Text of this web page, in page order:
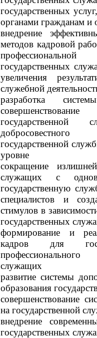
государственных
органами гражданам и
внедрение
методов кадровой
профессиональной
государственных
увеличения
служебной
разработка
добросовестного
государственной
уровне
сокращение
служащих с
государственную
специалистов и
стимулов в
государственных
формирование и
кадров для
служащих
развитие системы
образования
совершенствование
на государственной
внедрение
государственных